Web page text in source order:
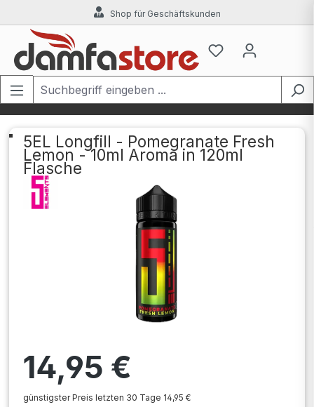
Zum Hauptinhalt springenShop für Geschäftskunden
5EL Longfill - Pomegranate Fresh
Lemon - 10ml Aroma in 120ml
Flasche
Bildergalerie überspringen
14,95 €
günstigster Preis letzten 30 Tage 14,95 €